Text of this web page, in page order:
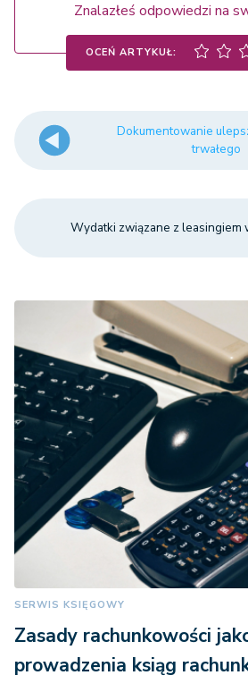
Znalazłeś odpowiedzi na
OCEŃ ARTYKUŁ:
Dokumentowanie
trwałego
Wydatki związane z leasingiem
SERWIS KSIĘGOWY
Zasady rachunkowości
prowadzenia ksiąg